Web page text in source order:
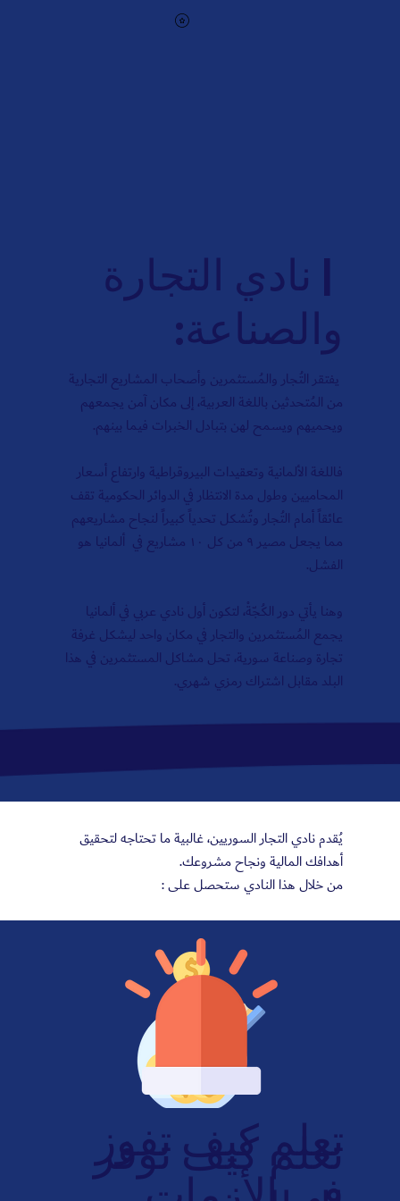
| نادي التجارة
والصناعة:
يفتقر التُجار والمُستثمرين وأصحاب المشاريع التجارية
من المُتحدثين باللغة العربية، إلى مكان آمن يجمعهم
ويحميهم ويسمح لهن بتبادل الخبرات فيما بينهم.
فاللغة الألمانية وتعقيدات البيروقراطية وارتفاع أسعار
المحاميين وطول مدة الانتظار في الدوائر الحكومية تقف
عائقاً أمام التُجار وتُشكل تحدياً كبيراً لنجاح مشاريعهم
مما يجعل مصير ٩ من كل ١٠ مشاريع في ألمانيا هو
الفشل.
وهنا يأتي دور الكُجّةْ، لتكون أول نادي عربي في ألمانيا
يجمع المُستثمرين والتجار في مكان واحد ليشكل غرفة
تجارة وصناعة سورية، تحل مشاكل المستثمرين في هذا
البلد مقابل اشتراك رمزي شهري.
تعلم كيف توفر
تعلم كيف تفوز
يُقدم نادي التجار السوريين، غالبية ما تحتاجه لتحقيق
أهدافك المالية ونجاح مشروعك.
من خلال هذا النادي ستحصل على :